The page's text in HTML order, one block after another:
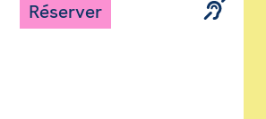
Réserver